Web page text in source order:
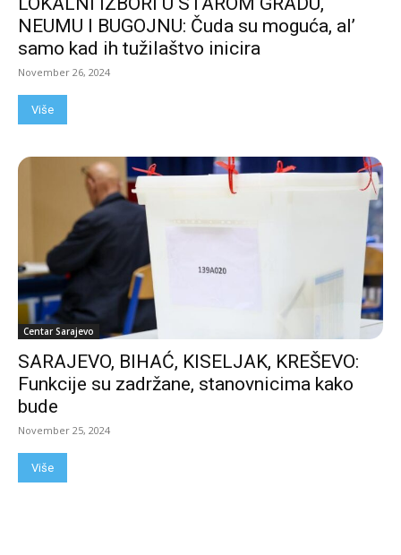
NEUMU I BUGOJNU: Čuda su moguća, al’
samo kad ih tužilaštvo inicira
November 26, 2024
Više
Centar Sarajevo
SARAJEVO, BIHAĆ, KISELJAK, KREŠEVO:
Funkcije su zadržane, stanovnicima kako
bude
November 25, 2024
Više